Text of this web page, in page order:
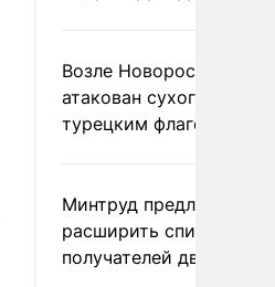
Возле Новороссийска
атакован сухогруз под
турецким флагом
Минтруд предложил
расширить список
получателей двух